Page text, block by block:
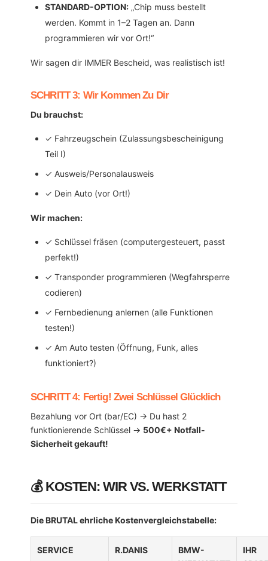
STANDARD-OPTION: „Chip muss bestellt
werden. Kommt in 1–2 Tagen an. Dann
programmieren wir vor Ort!“
Wir sagen dir IMMER Bescheid, was realistisch ist!
SCHRITT 3: Wir Kommen Zu Dir
Du brauchst:
✓ Fahrzeugschein (Zulassungsbescheinigung
Teil I)
✓ Ausweis/Personalausweis
✓ Dein Auto (vor Ort!)
Wir machen:
✓ Schlüssel fräsen (computergesteuert, passt
perfekt!)
✓ Transponder programmieren (Wegfahrsperre
codieren)
✓ Fernbedienung anlernen (alle Funktionen
testen!)
✓ Am Auto testen (Öffnung, Funk, alles
funktioniert?)
SCHRITT 4: Fertig! Zwei Schlüssel Glücklich
Bezahlung vor Ort (bar/EC) → Du hast 2
funktionierende Schlüssel → 500€+ Notfall-
Sicherheit gekauft!
💰 KOSTEN: WIR VS. WERKSTATT
Die BRUTAL ehrliche Kostenvergleichstabelle:
SERVICE R.DANIS
BMW-
IHR